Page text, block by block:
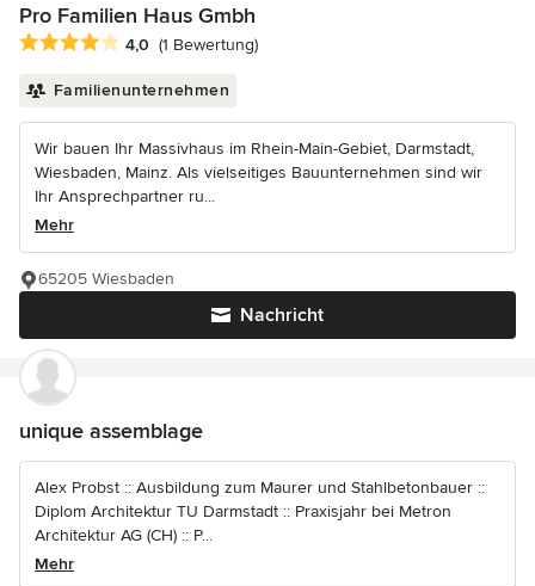
Pro Familien Haus Gmbh
Durchschnittliche Bewertung: 4 von 5 Sternen
4,0 (1 Bewertung)
Familienunternehmen
Wir bauen Ihr Massivhaus im Rhein-Main-Gebiet, Darmstadt,
Wiesbaden, Mainz. Als vielseitiges Bauunternehmen sind wir
Ihr Ansprechpartner ru...
Mehr
Nachricht
65205 Wiesbaden
unique assemblage
Alex Probst :: Ausbildung zum Maurer und Stahlbetonbauer ::
Diplom Architektur TU Darmstadt :: Praxisjahr bei Metron
Architektur AG (CH) :: P...
Mehr